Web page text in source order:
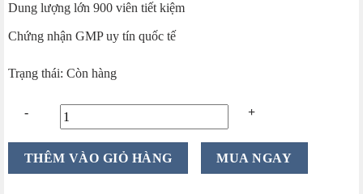
Dung lượng lớn 900 viên tiết kiệm
Chứng nhận GMP uy tín quốc tế
Trạng thái: Còn hàng
THÊM VÀO GIỎ HÀNG MUA NGAY